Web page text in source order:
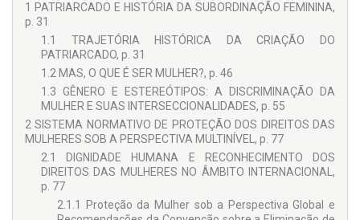
1 PATRIARCADO E HISTÓRIA DA SUBORDINAÇÃO FEMININA,
p. 31
1.1 TRAJETÓRIA HISTÓRICA DA CRIAÇÃO DO
PATRIARCADO, p. 31
1.2 MAS, O QUE É SER MULHER?, p. 46
1.3 GÊNERO E ESTEREÓTIPOS: A DISCRIMINAÇÃO DA
MULHER E SUAS INTERSECCIONALIDADES, p. 55
2 SISTEMA NORMATIVO DE PROTEÇÃO DOS DIREITOS DAS
MULHERES SOB A PERSPECTIVA MULTINÍVEL, p. 77
2.1 DIGNIDADE HUMANA E RECONHECIMENTO DOS
DIREITOS DAS MULHERES NO ÂMBITO INTERNACIONAL,
p. 77
2.1.1 Proteção da Mulher sob a Perspectiva Global e